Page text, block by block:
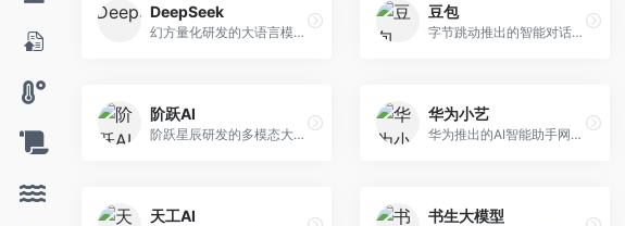
DeepSeek
幻方量化研发的大语言模型平台，专注于深度推理和代码生成能力。面向开发者、研究人员和技术爱好者，提供强大的逻辑推理和数学计算功能，开源生态完善，API接口友好。
豆包
字节跳动推出的智能对话助手平台，提供文本创作、知识问答、英语学习等多种AI服务。面向普通用户和内容创作者，支持多轮对话和文件解析，免费使用，响应速度快，中文理解能力强。
阶跃AI
阶跃星辰研发的多模态大模型平台，支持文本、图像、视频的综合理解与生成。面向创作者和企业客户，提供内容创作、智能分析等服务，多模态能力突出。
华为小艺
华为推出的AI智能助手网页端，深度整合鸿蒙生态和华为云服务。面向华为设备用户，支持语音交互、智能问答、设备控制等功能，与华为硬件生态无缝衔接。
天工AI 书生大模型